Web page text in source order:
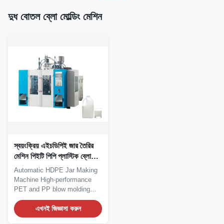
দুধ বোতল ব্লো মোল্ডিং মেশিন
স্বয়ংক্রিয় এইচডিপিই জার তৈরির
মেশিন পিইটি পিপি প্লাস্টিক ব্লো
মোল্ডিং সরঞ্জাম 40 কেজি/ঘন্টা
Automatic HDPE Jar Making
Machine High-performance
PET and PP blow molding
equipment with 40kg/h...
এখনই জিজ্ঞাসা করুন